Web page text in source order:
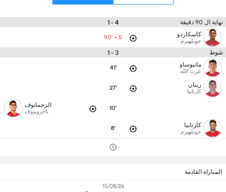
نهاية ال 90 دقيقة 4 - 1
كاسكاردو
جويلهيرم 90' + 5
شوط 3 - 1
ماتيوساو
عزت الله 41'
رينان
كارتابيا 27'
10' الرحماتوف
باخروموف
كارتابيا
جويلهيرم 8'
المباراة القادمة
15/08/26